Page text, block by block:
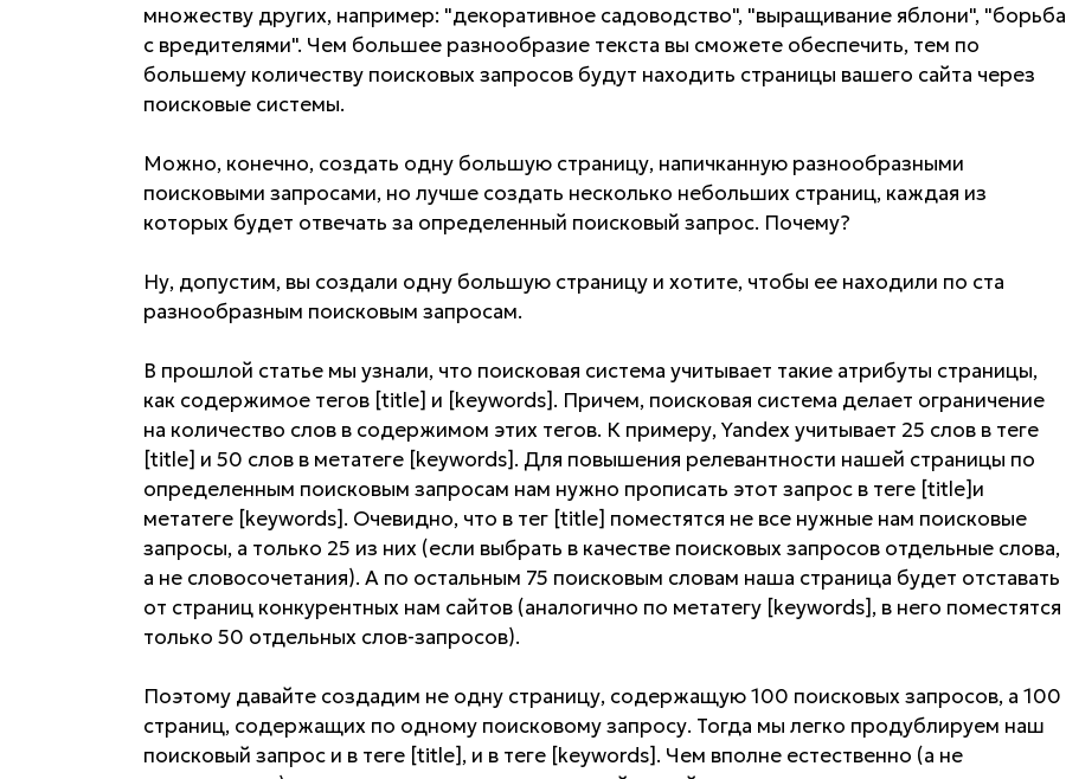
множеству других, например: "декоративное садоводство", "выращивание яблони", "борьба
с вредителями". Чем большее разнообразие текста вы сможете обеспечить, тем по
большему количеству поисковых запросов будут находить страницы вашего сайта через
поисковые системы.
Можно, конечно, создать одну большую страницу, напичканную разнообразными
поисковыми запросами, но лучше создать несколько небольших страниц, каждая из
которых будет отвечать за определенный поисковый запрос. Почему?
Ну, допустим, вы создали одну большую страницу и хотите, чтобы ее находили по ста
разнообразным поисковым запросам.
В прошлой статье мы узнали, что поисковая система учитывает такие атрибуты страницы,
как содержимое тегов [title] и [keywords]. Причем, поисковая система делает ограничение
на количество слов в содержимом этих тегов. К примеру, Yandex учитывает 25 слов в теге
[title] и 50 слов в метатеге [keywords]. Для повышения релевантности нашей страницы по
определенным поисковым запросам нам нужно прописать этот запрос в теге [title]и
метатеге [keywords]. Очевидно, что в тег [title] поместятся не все нужные нам поисковые
запросы, а только 25 из них (если выбрать в качестве поисковых запросов отдельные слова,
а не словосочетания). А по остальным 75 поисковым словам наша страница будет отставать
от страниц конкурентных нам сайтов (аналогично по метатегу [keywords], в него поместятся
только 50 отдельных слов-запросов).
Поэтому давайте создадим не одну страницу, содержащую 100 поисковых запросов, а 100
страниц, содержащих по одному поисковому запросу. Тогда мы легко продублируем наш
поисковый запрос и в теге [title], и в теге [keywords]. Чем вполне естественно (а не